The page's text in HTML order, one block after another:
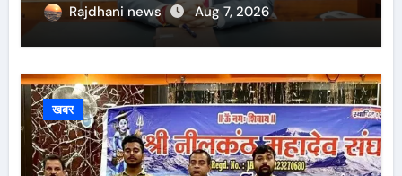
Rajdhani news Aug 7, 2026
खबर